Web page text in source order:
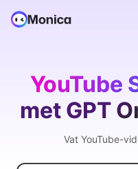
YouTube
met GPT
Vat YouTube-